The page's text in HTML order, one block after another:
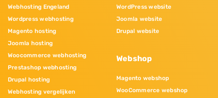
Webhosting Engeland
Wordpress webhosting
Magento hosting
Joomla hosting
Woocommerce webhosting
Prestashop webhosting
Drupal hosting
Webhosting vergelijken
WordPress website
Joomla website
Drupal website
Webshop
Magento webshop
WooCommerce webshop